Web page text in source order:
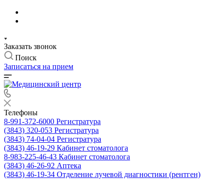
Заказать звонок
Поиск
Записаться на прием
Телефоны
8-991-372-6000 Регистратура
(3843) 320-053 Регистратура
(3843) 74-04-04 Регистратура
(3843) 46-19-29 Кабинет стоматолога
8-983-225-46-43 Кабинет стоматолога
(3843) 46-26-92 Аптека
(3843) 46-19-34 Отделение лучевой диагностики (рентген)